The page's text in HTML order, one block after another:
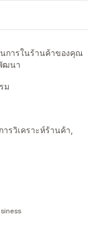
การในร้านค้าของคุณ
ฒนา
ม
รวิเคราะห์ร้านค้า,